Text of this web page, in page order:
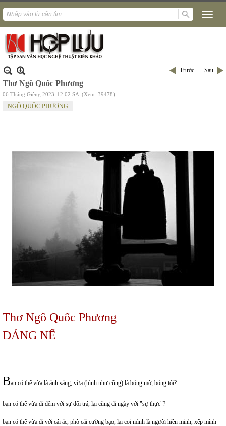
Trước Sau
Thơ Ngô Quốc Phương
06 Tháng Giêng 2023 12:02 SA (Xem: 39478)
NGÔ QUỐC PHƯƠNG
Thơ Ngô Quốc Phương
ĐÁNG NỂ
Bạn có thể vừa là ánh sáng, vừa (hình như cũng) là bóng mờ, bóng tối?
bạn có thể vừa đi đêm với sự dối trá, lại cũng đi ngày với "sự thực"?
bạn có thể vừa đi với cái ác, phò cái cường bạo, lại coi mình là người hiền minh, xếp mình